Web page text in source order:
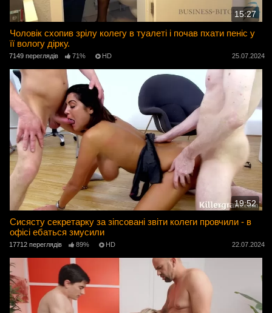
15:27
Чоловік схопив зрілу колегу в туалеті і почав пхати пеніс у
її вологу дірку.
7149 переглядів 71% HD 25.07.2024
19:52
Сисясту секретарку за зіпсовані звіти колеги провчили - в
офісі ебаться змусили
17712 переглядів 89% HD 22.07.2024